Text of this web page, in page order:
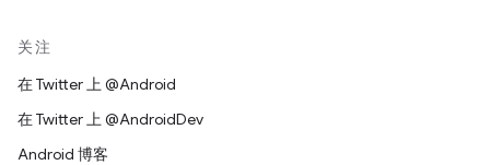
关注
在 Twitter 上 @Android
在 Twitter 上 @AndroidDev
Android 博客